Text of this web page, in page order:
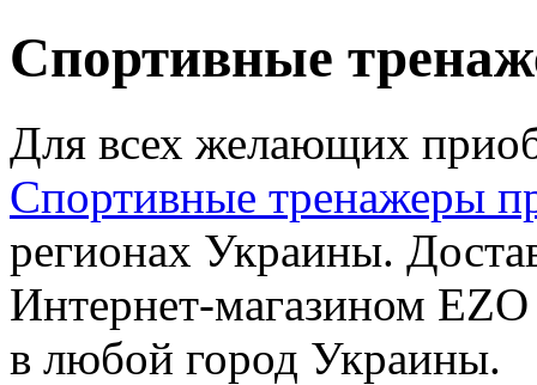
Спортивные
Для всех желающих
Спортивные тренажеры
регионах Украины.
Интернет-магазином
в любой город Украины.